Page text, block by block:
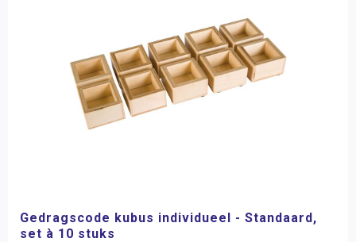
Gedragscode kubus individueel - Standaard,
set à 10 stuks